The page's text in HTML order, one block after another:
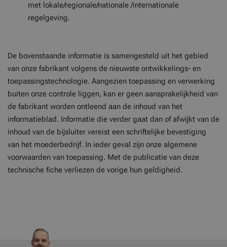
met lokale/regionale/nationale /internationale
regelgeving.
De bovenstaande informatie is samengesteld uit het gebied
van onze fabrikant volgens de nieuwste ontwikkelings- en
toepassingstechnologie. Aangezien toepassing en verwerking
buiten onze controle liggen, kan er geen aansprakelijkheid van
de fabrikant worden ontleend aan de inhoud van het
informatieblad. Informatie die verder gaat dan of afwijkt van de
inhoud van de bijsluiter vereist een schriftelijke bevestiging
van het moederbedrijf. In ieder geval zijn onze algemene
voorwaarden van toepassing. Met de publicatie van deze
technische fiche verliezen de vorige hun geldigheid.